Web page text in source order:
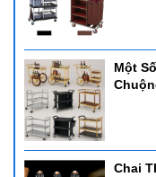
Một
Chai